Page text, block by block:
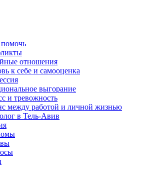
отношения
к себе и самооценка
выгорание
и тревожность
между работой и личной жизнью
в Тель-Авив